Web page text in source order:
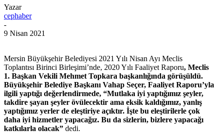
Yazar
cephaber
-
9 Nisan 2021
Mersin Büyükşehir Belediyesi 2021 Yılı Nisan Ayı Meclis
Toplantısı Birinci Birleşimi’nde, 2020 Yılı Faaliyet Raporu, Meclis
1. Başkan Vekili Mehmet Topkara başkanlığında görüşüldü.
Büyükşehir Belediye Başkanı Vahap Seçer, Faaliyet Raporu’yla
ilgili yaptığı değerlendirmede, “Mutlaka iyi yaptığımız şeyler,
takdire şayan şeyler övülecektir ama eksik kaldığımız, yanlış
yaptığımız yerler de eleştiriye açıktır. İşte bu eleştirilerle çok
daha iyi hizmetler yapacağız. Bu da sizlerin, bizlere yapacağı
katkılarla olacak” dedi.